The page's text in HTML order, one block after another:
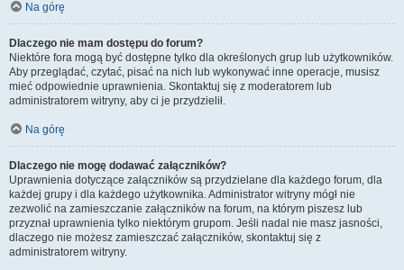
Na górę
Dlaczego nie mam dostępu do forum?
Niektóre fora mogą być dostępne tylko dla określonych grup lub użytkowników.
Aby przeglądać, czytać, pisać na nich lub wykonywać inne operacje, musisz
mieć odpowiednie uprawnienia. Skontaktuj się z moderatorem lub
administratorem witryny, aby ci je przydzielił.
Na górę
Dlaczego nie mogę dodawać załączników?
Uprawnienia dotyczące załączników są przydzielane dla każdego forum, dla
każdej grupy i dla każdego użytkownika. Administrator witryny mógł nie
zezwolić na zamieszczanie załączników na forum, na którym piszesz lub
przyznał uprawnienia tylko niektórym grupom. Jeśli nadal nie masz jasności,
dlaczego nie możesz zamieszczać załączników, skontaktuj się z
administratorem witryny.